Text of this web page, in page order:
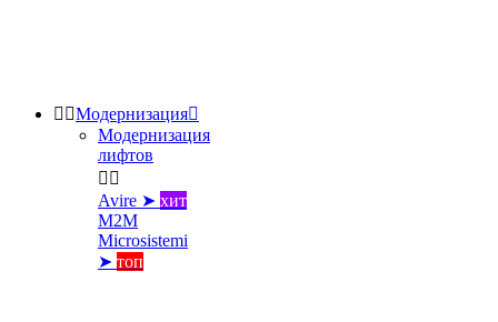
 Модернизация
Модернизация
лифтов
 
Avire ➤ хит
M2M
Microsistemi
➤ топ